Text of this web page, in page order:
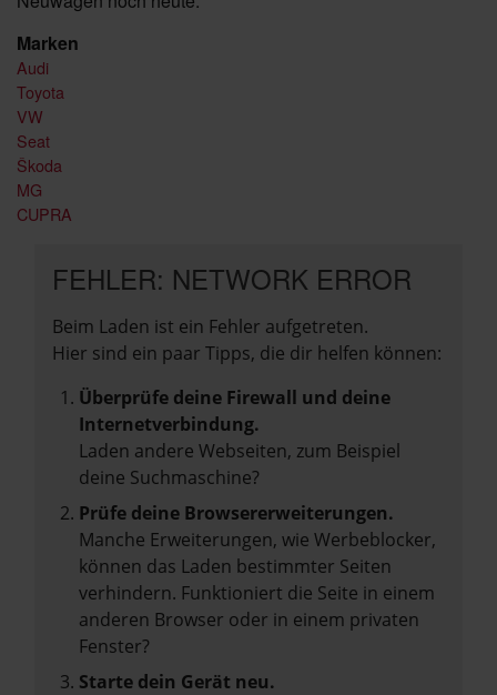
Marken
Audi
Toyota
VW
Seat
Škoda
MG
CUPRA
FEHLER: NETWORK ERROR
Beim Laden ist ein Fehler aufgetreten.
Hier sind ein paar Tipps, die dir helfen können:
Überprüfe deine Firewall und deine
Internetverbindung.
Laden andere Webseiten, zum Beispiel
deine Suchmaschine?
Prüfe deine Browsererweiterungen.
Manche Erweiterungen, wie Werbeblocker,
können das Laden bestimmter Seiten
verhindern. Funktioniert die Seite in einem
anderen Browser oder in einem privaten
Fenster?
Starte dein Gerät neu.